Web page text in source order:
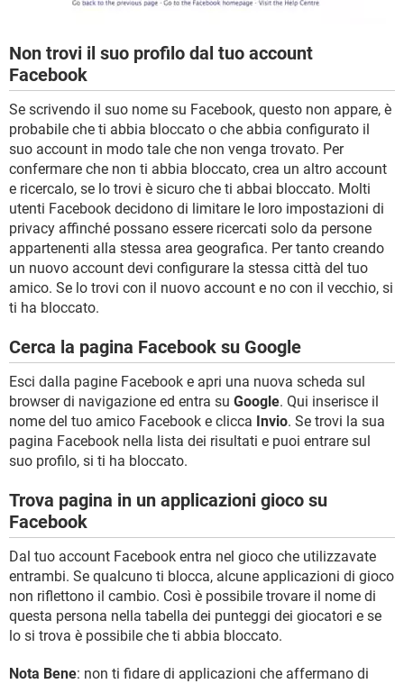
Non trovi il suo profilo dal tuo account
Facebook
Se scrivendo il suo nome su Facebook, questo non appare, è
probabile che ti abbia bloccato o che abbia configurato il
suo account in modo tale che non venga trovato. Per
confermare che non ti abbia bloccato, crea un altro account
e ricercalo, se lo trovi è sicuro che ti abbai bloccato. Molti
utenti Facebook decidono di limitare le loro impostazioni di
privacy affinché possano essere ricercati solo da persone
appartenenti alla stessa area geografica. Per tanto creando
un nuovo account devi configurare la stessa città del tuo
amico. Se lo trovi con il nuovo account e no con il vecchio, si
ti ha bloccato.
Cerca la pagina Facebook su Google
Esci dalla pagine Facebook e apri una nuova scheda sul
browser di navigazione ed entra su Google. Qui inserisce il
nome del tuo amico Facebook e clicca Invio. Se trovi la sua
pagina Facebook nella lista dei risultati e puoi entrare sul
suo profilo, si ti ha bloccato.
Trova pagina in un applicazioni gioco su
Facebook
Dal tuo account Facebook entra nel gioco che utilizzavate
entrambi. Se qualcuno ti blocca, alcune applicazioni di gioco
non riflettono il cambio. Così è possibile trovare il nome di
questa persona nella tabella dei punteggi dei giocatori e se
lo si trova è possibile che ti abbia bloccato.
Nota Bene: non ti fidare di applicazioni che affermano di